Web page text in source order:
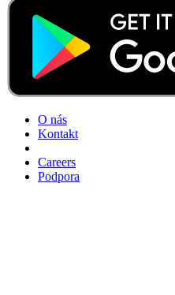
O nás
Kontakt
Careers
Podpora